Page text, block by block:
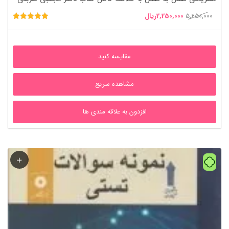
و دکتر هادی مراد پیری (قابل سرچ)
5,650,000 قیمت
5,650,000ریال
2,250,000ریال
2,250,000ریال
مقایسه کنید
مشاهده سریع
افزدون به علاقه مندی ها
54%